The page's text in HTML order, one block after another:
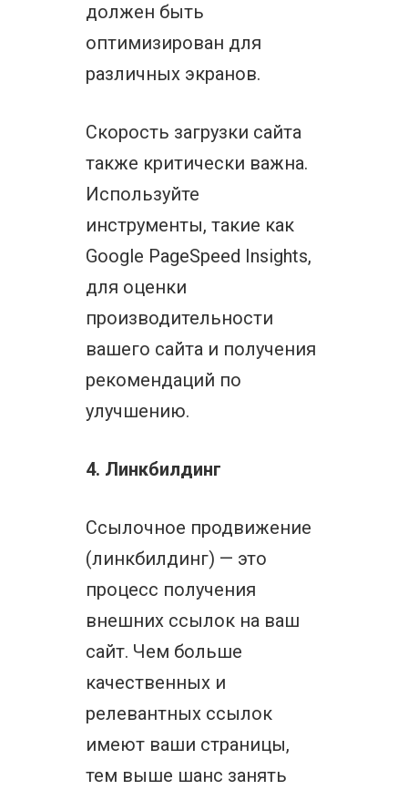
должен быть
оптимизирован для
различных экранов.
Скорость загрузки сайта
также критически важна.
Используйте
инструменты, такие как
Google PageSpeed Insights,
для оценки
производительности
вашего сайта и получения
рекомендаций по
улучшению.
4. Линкбилдинг
Ссылочное продвижение
(линкбилдинг) — это
процесс получения
внешних ссылок на ваш
сайт. Чем больше
качественных и
релевантных ссылок
имеют ваши страницы,
тем выше шанс занять